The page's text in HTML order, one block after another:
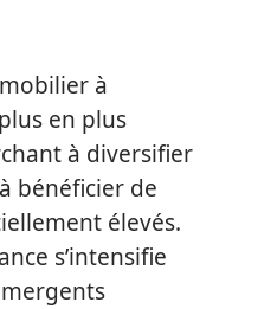
à
en plus
à diversifier
bénéficier de
élevés.
s’intensifie